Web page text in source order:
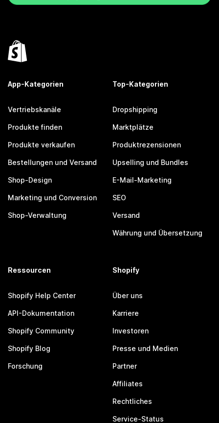
App-Kategorien
Vertriebskanäle
Produkte finden
Produkte verkaufen
Bestellungen und Versand
Shop-Design
Marketing und Conversion
Shop-Verwaltung
Top-Kategorien
Dropshipping
Marktplätze
Produktrezensionen
Upselling und Bundles
E-Mail-Marketing
SEO
Versand
Währung und Übersetzung
Ressourcen
Shopify Help Center
API-Dokumentation
Shopify Community
Shopify Blog
Forschung
Shopify
Über uns
Karriere
Investoren
Presse und Medien
Partner
Affiliates
Rechtliches
Service-Status